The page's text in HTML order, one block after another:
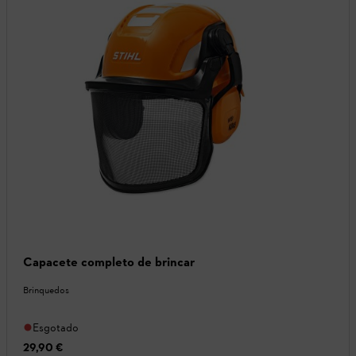
Capacete completo de brincar
Brinquedos
Esgotado
29,90 €